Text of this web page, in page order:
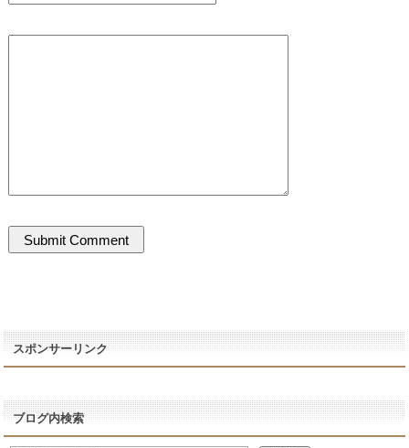
スポンサーリンク
ブログ内検索